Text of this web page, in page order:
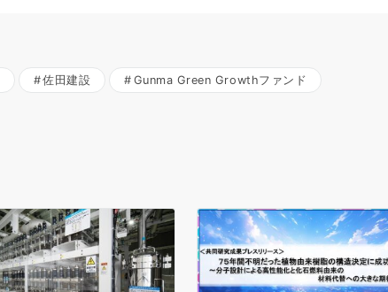
佐田建設 Gunma Green Growthファンド